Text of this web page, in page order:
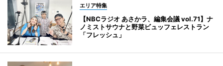
エリア特集
【NBCラジオ あさかラ、編集会議 vol.71】ナ
ノミストサウナと野菜ビュッフェレストラン
「フレッシュ」